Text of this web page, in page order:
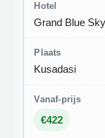
Grand Blue Sky
Kusadasi
€422